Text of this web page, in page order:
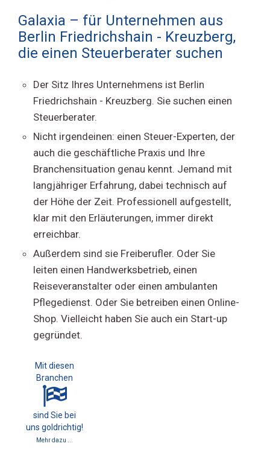
Galaxia – für Unternehmen aus
Berlin Friedrichshain - Kreuzberg,
die einen Steuerberater suchen
Der Sitz Ihres Unternehmens ist Berlin
Friedrichshain - Kreuzberg. Sie suchen einen
Steuerberater.
Nicht irgendeinen: einen Steuer-Experten, der
auch die geschäftliche Praxis und Ihre
Branchensituation genau kennt. Jemand mit
langjähriger Erfahrung, dabei technisch auf
der Höhe der Zeit. Professionell aufgestellt,
klar mit den Erläuterungen, immer direkt
erreichbar.
Außerdem sind sie Freiberufler. Oder Sie
leiten einen Handwerksbetrieb, einen
Reiseveranstalter oder einen ambulanten
Pflegedienst. Oder Sie betreiben einen Online-
Shop. Vielleicht haben Sie auch ein Start-up
gegründet.
Mit diesen
Branchen
sind Sie bei
uns goldrichtig!
Mehr dazu ...